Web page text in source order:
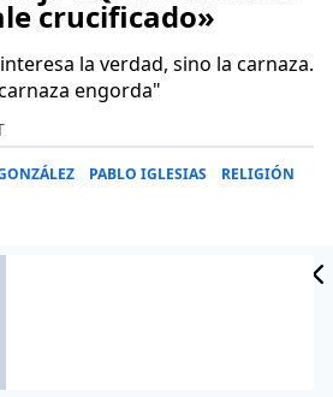
crucificado»
la verdad, sino la carnaza.
engorda"
PABLO IGLESIAS RELIGIÓN